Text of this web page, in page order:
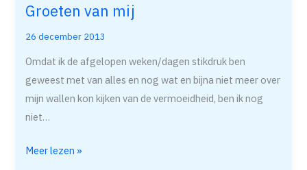
Groeten van mij
26 december 2013
Omdat ik de afgelopen weken/dagen stikdruk ben
geweest met van alles en nog wat en bijna niet meer over
mijn wallen kon kijken van de vermoeidheid, ben ik nog
niet…
Groeten
Meer lezen »